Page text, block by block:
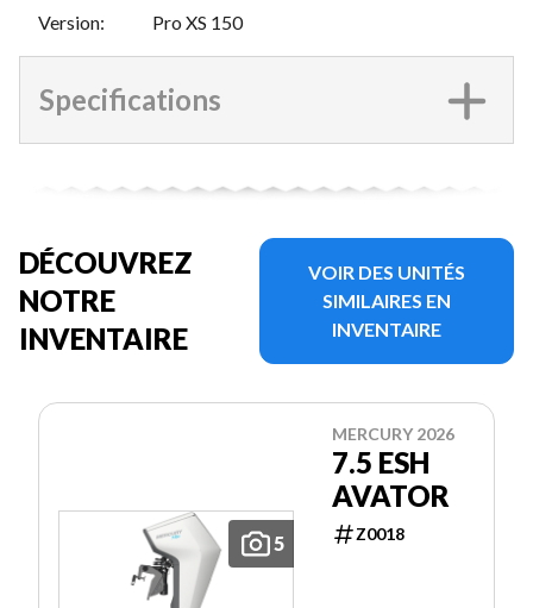
Version: Pro XS 150
Specifications
DÉCOUVREZ
NOTRE
INVENTAIRE
VOIR DES UNITÉS
SIMILAIRES EN
INVENTAIRE
5
MERCURY 2026
7.5 ESH
AVATOR
Z0018